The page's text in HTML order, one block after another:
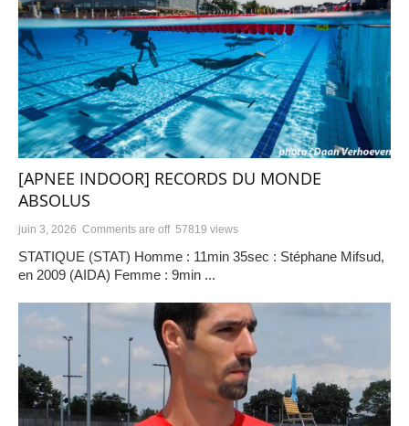
[APNEE INDOOR] RECORDS DU MONDE
ABSOLUS
juin 3, 2026 Comments are off 57819 views
STATIQUE (STAT) Homme : 11min 35sec : Stéphane Mifsud,
en 2009 (AIDA) Femme : 9min ...